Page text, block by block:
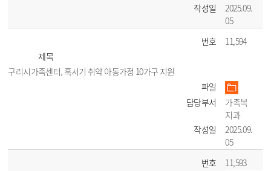
작성일
2025.09.
05
번호
11,594
제목
구리시가족센터, 혹서기 취약 아동가정 10가구 지원
파일
담당부서
가족복
지과
작성일
2025.09.
05
번호
11,593